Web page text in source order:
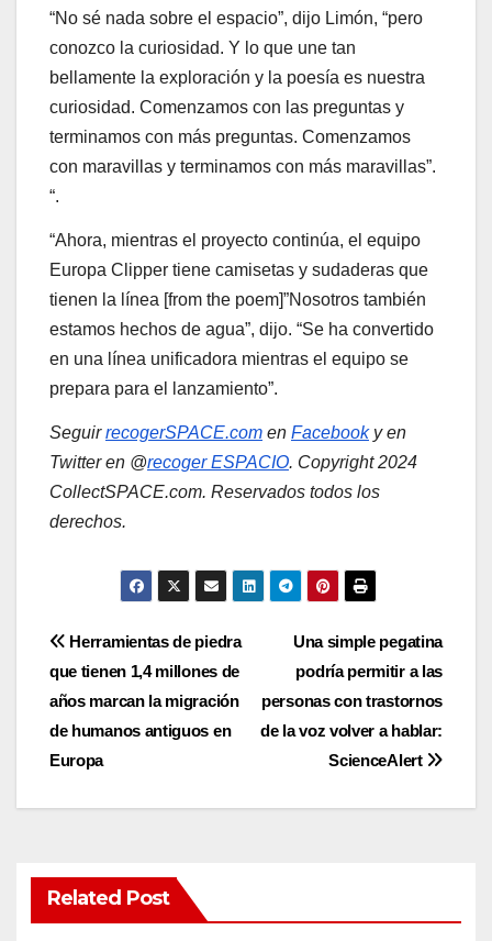
“No sé nada sobre el espacio”, dijo Limón, “pero
conozco la curiosidad. Y lo que une tan
bellamente la exploración y la poesía es nuestra
curiosidad. Comenzamos con las preguntas y
terminamos con más preguntas. Comenzamos
con maravillas y terminamos con más maravillas”.
“.
“Ahora, mientras el proyecto continúa, el equipo
Europa Clipper tiene camisetas y sudaderas que
tienen la línea [from the poem]”Nosotros también
estamos hechos de agua”, dijo. “Se ha convertido
en una línea unificadora mientras el equipo se
prepara para el lanzamiento”.
SeguirrecogerSPACE.com en Facebooky en
Twitter en @recoger ESPACIO. Copyright 2024
CollectSPACE.com. Reservados todos los
derechos.
Post
navigation
Una simple pegatina
podría permitir a las
personas con trastornos
de la voz volver a hablar:
ScienceAlert
Herramientas de piedra
que tienen 1,4 millones de
años marcan la migración
de humanos antiguos en
Europa
Related Post